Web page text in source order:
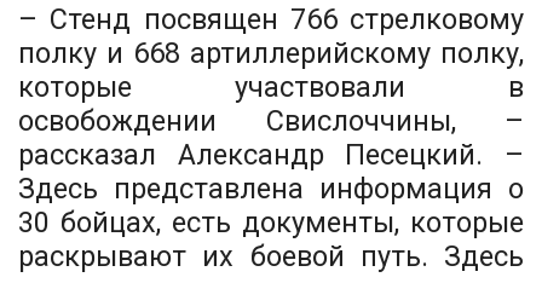
– Стенд посвящен 766 стрелковому
полку и 668 артиллерийскому полку,
которые участвовали в
освобождении Свислоччины, –
рассказал Александр Песецкий. –
Здесь представлена информация о
30 бойцах, есть документы, которые
раскрывают их боевой путь. Здесь